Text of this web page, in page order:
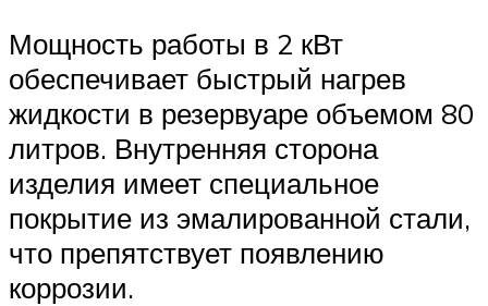
Мощность работы в 2 кВт
обеспечивает быстрый нагрев
жидкости в резервуаре объемом 80
литров. Внутренняя сторона
изделия имеет специальное
покрытие из эмалированной стали,
что препятствует появлению
коррозии.